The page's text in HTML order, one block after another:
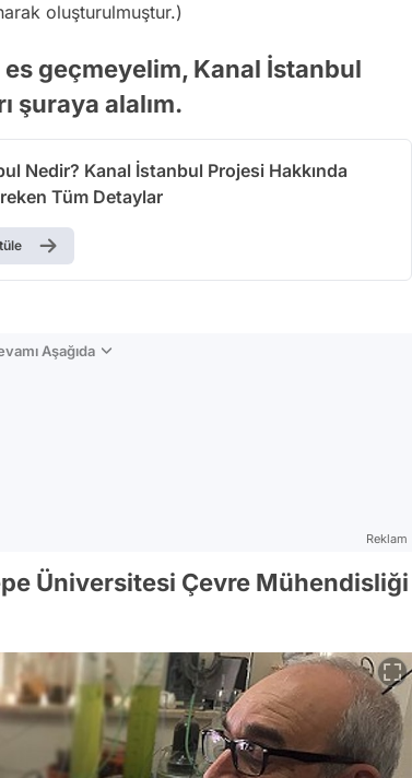
oluşturulmuştur.)
es geçmeyelim, Kanal İstanbul
şuraya alalım.
Nedir? Kanal İstanbul Projesi Hakkında
Tüm Detaylar
Aşağıda
Reklam
Üniversitesi Çevre Mühendisliği